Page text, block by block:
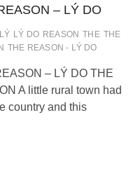
– LÝ DO
LÝ LÝ DO REASON THE THE
THE REASON - LÝ DO
– LÝ DO THE
A little rural town had
country and this